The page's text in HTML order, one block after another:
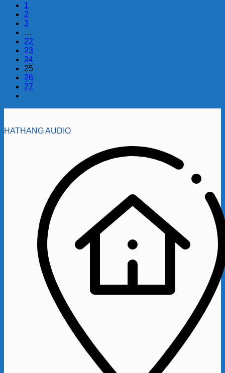
1
2
3
…
22
23
24
25
26
27
HATHANG AUDIO